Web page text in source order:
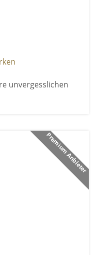
unvergesslichen
Premium Anbieter